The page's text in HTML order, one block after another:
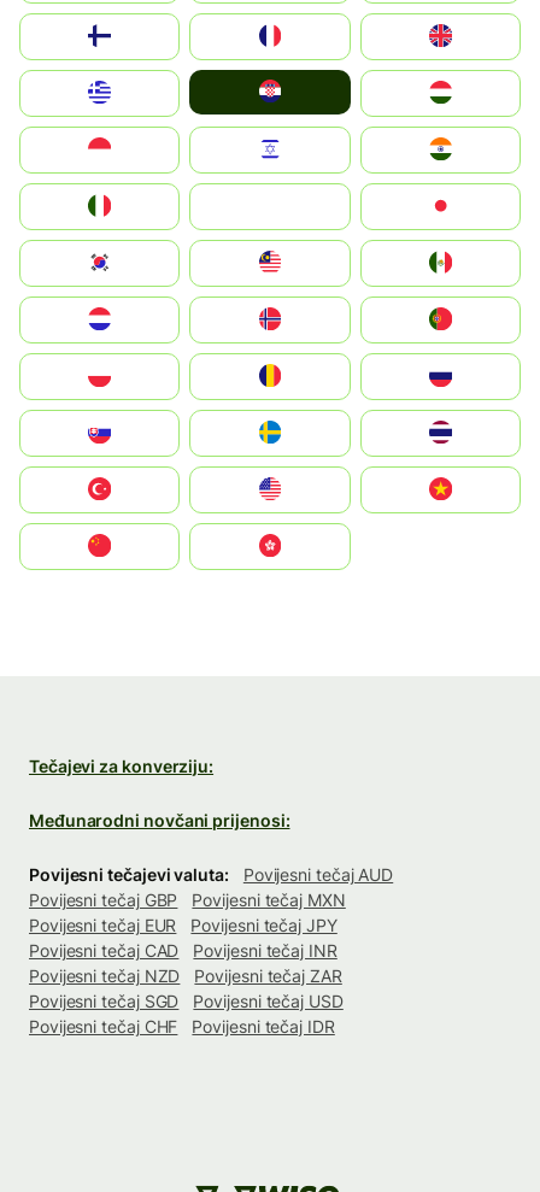
United Kingdom
Magyarország
South Korea
United States
中國香港特別行政區
Tečajevi za konverziju:
Međunarodni novčani prijenosi:
Povijesni tečajevi valuta:
Povijesni tečaj AUD
Povijesni tečaj GBP
Povijesni tečaj MXN
Povijesni tečaj EUR
Povijesni tečaj JPY
Povijesni tečaj CAD
Povijesni tečaj INR
Povijesni tečaj NZD
Povijesni tečaj ZAR
Povijesni tečaj SGD
Povijesni tečaj USD
Povijesni tečaj CHF
Povijesni tečaj IDR